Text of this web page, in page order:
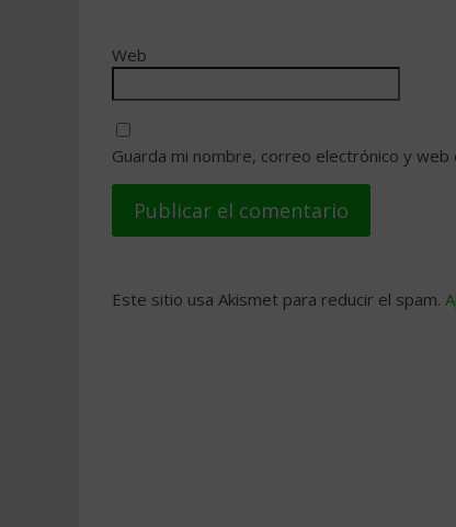
Web
Guarda mi nombre, correo electrónico y
Este sitio usa Akismet para reducir el spam.